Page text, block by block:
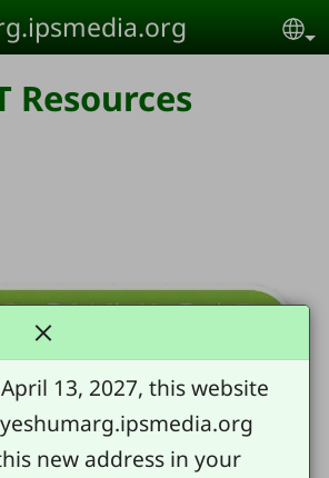
Resources
13, 2027, this website
new address in your